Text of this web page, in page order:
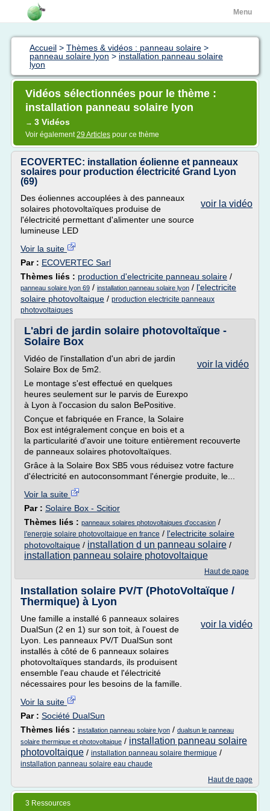
Menu
Accueil > Thèmes & vidéos : panneau solaire >
panneau solaire lyon > installation panneau solaire
lyon
Vidéos sélectionnées pour le thème :
installation panneau solaire lyon
→ 3 Vidéos
Voir également29 Articles pour ce thème
ECOVERTEC: installation éolienne et panneaux
solaires pour production électricité Grand Lyon
(69)
voir la vidéo
Des éoliennes accouplées à des panneaux
solaires photovoltaïques produise de
l'électricité permettant d'alimenter une source
lumineuse LED
Voir la suite
Par : ECOVERTEC Sarl
Thèmes liés : production d'electricite panneau solaire /
panneau solaire lyon 69 / installation panneau solaire lyon / l'electricite
solaire photovoltaique / production electricite panneaux
photovoltaiques
L'abri de jardin solaire photovoltaïque -
Solaire Box
voir la vidéo
Vidéo de l'installation d'un abri de jardin
Solaire Box de 5m2.
Le montage s'est effectué en quelques
heures seulement sur le parvis de Eurexpo
à Lyon à l'occasion du salon BePositive.
Conçue et fabriquée en France, la Solaire
Box est intégralement conçue en bois et a
la particularité d'avoir une toiture entièrement recouverte
de panneaux solaires photovoltaïques.
Grâce à la Solaire Box SB5 vous réduisez votre facture
d'électricité en autoconsommant l'énergie produite, le...
Voir la suite
Par : Solaire Box - Scitior
Thèmes liés : panneaux solaires photovoltaiques d'occasion /
l'energie solaire photovoltaique en france / l'electricite solaire
photovoltaique / installation d un panneau solaire /
installation panneau solaire photovoltaique
Haut de page
Installation solaire PV/T (PhotoVoltaïque /
Thermique) à Lyon
voir la vidéo
Une famille a installé 6 panneaux solaires
DualSun (2 en 1) sur son toit, à l'ouest de
Lyon. Les panneaux PV/T DualSun sont
installés à côté de 6 panneaux solaires
photovoltaïques standards, ils produisent
ensemble l'eau chaude et l'électricité
nécessaires pour les besoins de la famille.
Voir la suite
Par : Société DualSun
Thèmes liés : installation panneau solaire lyon / dualsun le panneau
solaire thermique et photovoltaique / installation panneau solaire
photovoltaique / installation panneau solaire thermique /
installation panneau solaire eau chaude
Haut de page
3 Ressources